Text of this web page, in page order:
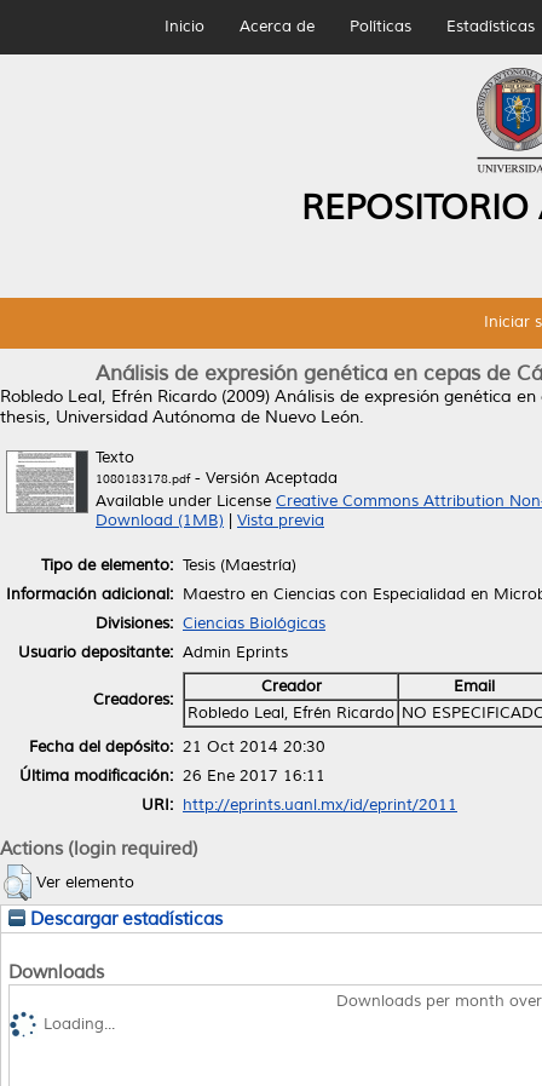
Inicio Acerca de Políticas Estadísticas
Iniciar
Análisis de expresión genética en cepas de
Robledo Leal, Efrén Ricardo (2009) Análisis de expresión genética
thesis, Universidad Autónoma de Nuevo León.
Texto
1080183178.pdf- Versión Aceptada
Available under License Creative Commons Attribution
Download (1MB)
Vista previa
Tipo de elemento: Tesis (Maestría)
Información adicional: Maestro en Ciencias con Especialidad en
Divisiones: Ciencias Biológicas
Usuario depositante: Admin Eprints
Creadores:
Creador
Email
Robledo Leal, Efrén Ricardo NO
Fecha del depósito: 21 Oct 2014 20:30
Última modificación: 26 Ene 2017 16:11
URI: http://eprints.uanl.mx/id/eprint/2011
Actions (login required)
Ver elemento
Descargar estadísticas
Downloads
Downloads per month
Loading...